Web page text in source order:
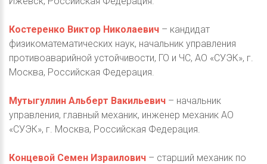
Костеренко Виктор Николаевич – кандидат
физикоматематических наук, начальник управления
противоаварийной устойчивости, ГО и ЧС, АО «СУЭК», г.
Москва, Российская Федерация.
Мутыгуллин Альберт Вакильевич – начальник
управления, главный механик, инженер механик АО
«СУЭК», г. Москва, Российская Федерация.
Концевой Семен Израилович – старший механик по